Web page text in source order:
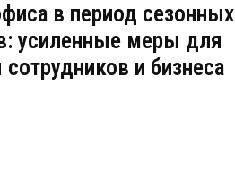
в период сезонных
усиленные меры для
и бизнеса